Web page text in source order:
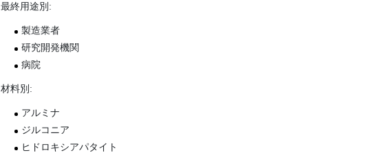
最終用途別:
製造業者
研究開発機関
病院
材料別:
アルミナ
ジルコニア
ヒドロキシアパタイト